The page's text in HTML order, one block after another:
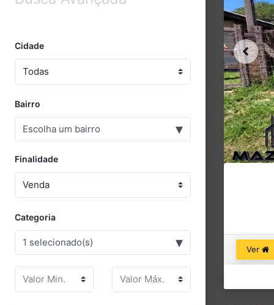
Cidade
Bairro
Escolha um bairro ▾
Finalidade
Categoria
1 selecionado(s) ▾ Ver